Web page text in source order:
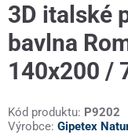
3D italské
bavlna
140x200 /
Kód produktu: P9202
Výrobce: Gipetex